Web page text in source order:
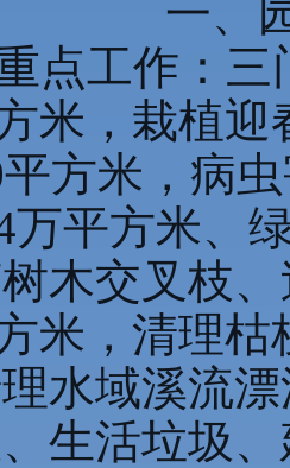
一、
重点工作：
米，栽植
方米，病
万平方米、
木交叉枝
米，清理
水域溪流
生活垃圾